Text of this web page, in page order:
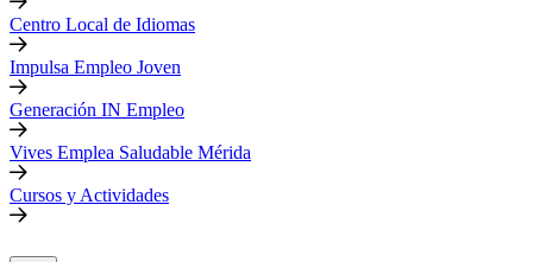
Centro Local de Idiomas
Impulsa Empleo Joven
Generación IN Empleo
Vives Emplea Saludable Mérida
Cursos y Actividades